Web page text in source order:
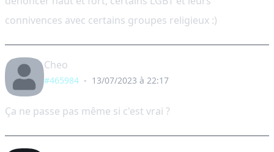
connivences avec certains groupes religieux :)
Cheo
#465984 - 13/07/2023 à 22:17
Ça ne passe pas même si c'est vrai ?